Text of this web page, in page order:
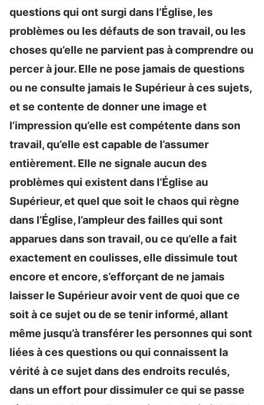
questions qui ont surgi dans l’Église, les
problèmes ou les défauts de son travail, ou les
choses qu’elle ne parvient pas à comprendre ou
percer à jour. Elle ne pose jamais de questions
ou ne consulte jamais le Supérieur à ces sujets,
et se contente de donner une image et
l’impression qu’elle est compétente dans son
travail, qu’elle est capable de l’assumer
entièrement. Elle ne signale aucun des
problèmes qui existent dans l’Église au
Supérieur, et quel que soit le chaos qui règne
dans l’Église, l’ampleur des failles qui sont
apparues dans son travail, ou ce qu’elle a fait
exactement en coulisses, elle dissimule tout
encore et encore, s’efforçant de ne jamais
laisser le Supérieur avoir vent de quoi que ce
soit à ce sujet ou de se tenir informé, allant
même jusqu’à transférer les personnes qui sont
liées à ces questions ou qui connaissent la
vérité à ce sujet dans des endroits reculés,
dans un effort pour dissimuler ce qui se passe